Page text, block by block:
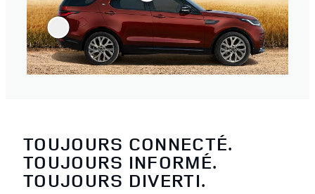
TOUJOURS CONNECTÉ.
TOUJOURS INFORMÉ.
TOUJOURS DIVERTI.